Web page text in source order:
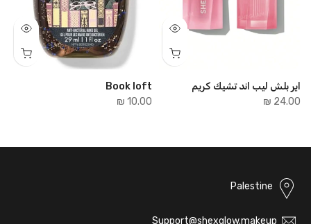
اير بلش ليب اند تشيك كريم
24.00 ₪
Book loft
10.00 ₪
Palestine
Support@shexglow.makeup